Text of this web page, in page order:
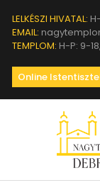
LELKÉSZI HIVATAL:
EMAIL:
TEMPLOM: H-P: 9-
Online